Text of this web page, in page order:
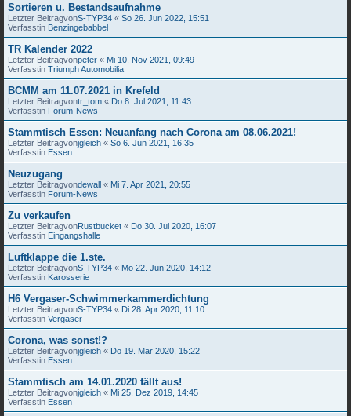
Sortieren u. Bestandsaufnahme
Letzter BeitragvonS-TYP34 « So 26. Jun 2022, 15:51
Verfasstin Benzingebabbel
TR Kalender 2022
Letzter Beitragvonpeter « Mi 10. Nov 2021, 09:49
Verfasstin Triumph Automobilia
BCMM am 11.07.2021 in Krefeld
Letzter Beitragvontr_tom « Do 8. Jul 2021, 11:43
Verfasstin Forum-News
Stammtisch Essen: Neuanfang nach Corona am 08.06.2021!
Letzter Beitragvonjgleich « So 6. Jun 2021, 16:35
Verfasstin Essen
Neuzugang
Letzter Beitragvondewall « Mi 7. Apr 2021, 20:55
Verfasstin Forum-News
Zu verkaufen
Letzter BeitragvonRustbucket « Do 30. Jul 2020, 16:07
Verfasstin Eingangshalle
Luftklappe die 1.ste.
Letzter BeitragvonS-TYP34 « Mo 22. Jun 2020, 14:12
Verfasstin Karosserie
H6 Vergaser-Schwimmerkammerdichtung
Letzter BeitragvonS-TYP34 « Di 28. Apr 2020, 11:10
Verfasstin Vergaser
Corona, was sonst!?
Letzter Beitragvonjgleich « Do 19. Mär 2020, 15:22
Verfasstin Essen
Stammtisch am 14.01.2020 fällt aus!
Letzter Beitragvonjgleich « Mi 25. Dez 2019, 14:45
Verfasstin Essen